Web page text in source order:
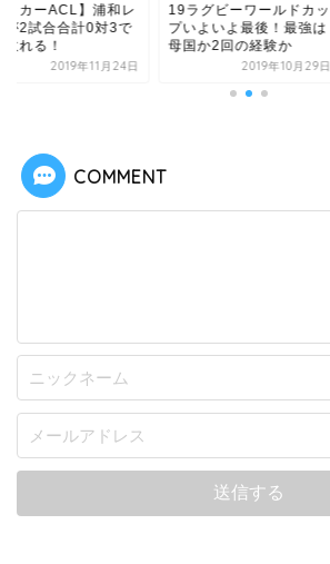
ッカーACL】浦和レ
が2試合合計0対3で
敗れる！
2019年11月24日
19ラグビーワールドカッ
プいよいよ最後！最強は
母国か2回の経験か
2019年10月29日
COMMENT